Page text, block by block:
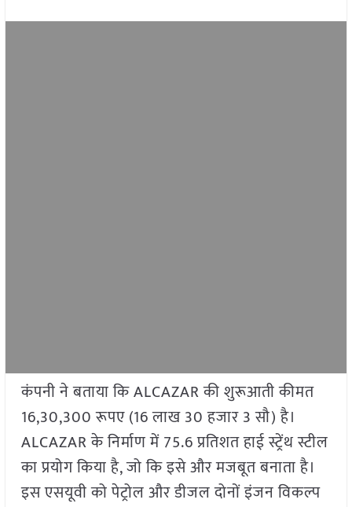
कंपनी ने बताया कि ALCAZAR की शुरूआती कीमत
16,30,300 रूपए (16 लाख 30 हजार 3 सौ) है।
ALCAZAR के निर्माण में 75.6 प्रतिशत हाई स्ट्रेंथ स्टील
का प्रयोग किया है, जो कि इसे और मजबूत बनाता है।
इस एसयूवी को पेट्रोल और डीजल दोनों इंजन विकल्प